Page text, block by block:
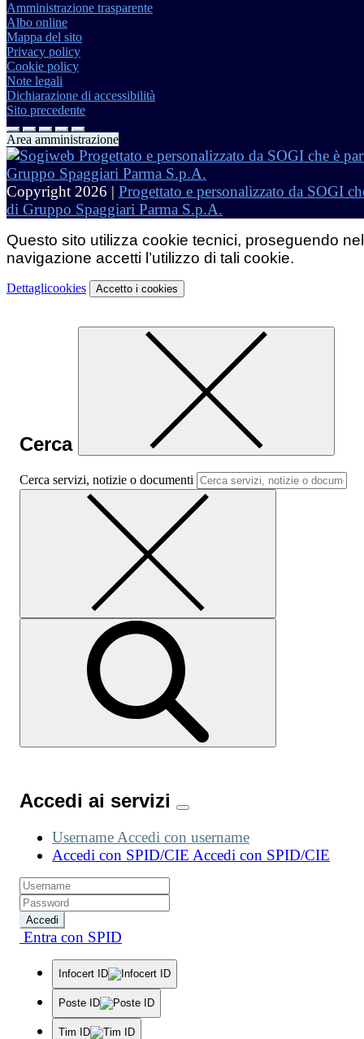
Amministrazione trasparente
Albo online
Mappa del sito
Privacy policy
Cookie policy
Note legali
Dichiarazione di accessibilità
Sito precedente
Area amministrazione
Copyright 2026 | Progettato e personalizzato da SOGI
di Gruppo Spaggiari Parma S.p.A.
Questo sito utilizza cookie tecnici, proseguendo
navigazione accetti l’utilizzo di tali cookie.
Dettaglicookies Accetto i cookies
Cerca
Cerca servizi, notizie o documenti
Accedi ai servizi
Username Accedi con username
Accedi con SPID/CIE Accedi con SPID/CIE
Accedi
Entra con SPID
Infocert ID
Poste ID
Tim ID